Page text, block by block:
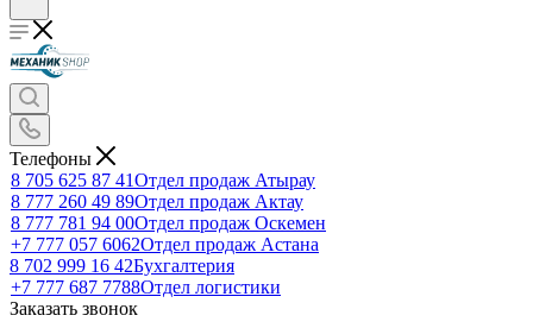
Телефоны
8 705 625 87 41Отдел продаж Атырау
8 777 260 49 89Отдел продаж Актау
8 777 781 94 00Отдел продаж Оскемен
+7 777 057 6062Отдел продаж Астана
8 702 999 16 42Бухгалтерия
+7 777 687 7788Отдел логистики
Заказать звонок